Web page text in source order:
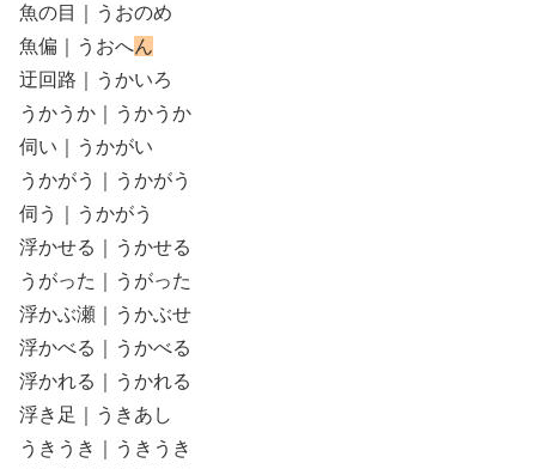
魚の目｜うおのめ
魚偏｜うおへん
迂回路｜うかいろ
うかうか｜うかうか
伺い｜うかがい
うかがう｜うかがう
伺う｜うかがう
浮かせる｜うかせる
うがった｜うがった
浮かぶ瀬｜うかぶせ
浮かべる｜うかべる
浮かれる｜うかれる
浮き足｜うきあし
うきうき｜うきうき